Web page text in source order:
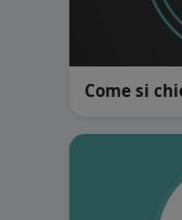
Come si